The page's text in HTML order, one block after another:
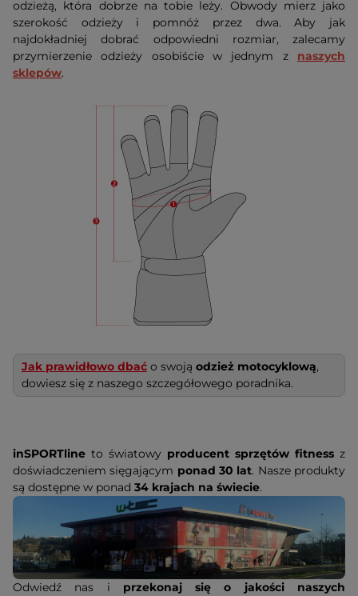
odzieżą, która dobrze na tobie leży. Obwody mierz jako
szerokość odzieży i pomnóż przez dwa. Aby jak
najdokładniej dobrać odpowiedni rozmiar, zalecamy
przymierzenie odzieży osobiście w jednym z naszych
sklepów.
Jak prawidłowo dbać o swoją odzież motocyklową,
dowiesz się z naszego szczegółowego poradnika.
inSPORTline to światowy producent sprzętów fitness z
doświadczeniem sięgającym ponad 30 lat. Nasze produkty
są dostępne w ponad 34 krajach na świecie.
Odwiedź nas i przekonaj się o jakości naszych